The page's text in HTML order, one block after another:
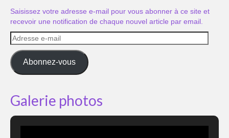
Saisissez votre adresse e-mail pour vous abonner à ce site et
recevoir une notification de chaque nouvel article par email.
Adresse
e-
mail
Abonnez-vous
Galerie photos